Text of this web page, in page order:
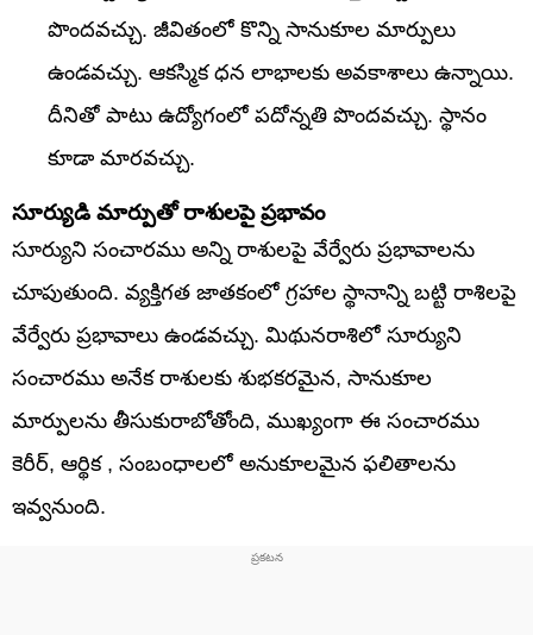
పొందవచ్చు. జీవితంలో కొన్ని సానుకూల మార్పులు
ఉండవచ్చు. ఆకస్మిక ధన లాభాలకు అవకాశాలు ఉన్నాయి.
దీనితో పాటు ఉద్యోగంలో పదోన్నతి పొందవచ్చు. స్థానం
కూడా మారవచ్చు.
సూర్యుడి మార్పుతో రాశులపై ప్రభావం
సూర్యుని సంచారము అన్ని రాశులపై వేర్వేరు ప్రభావాలను
చూపుతుంది. వ్యక్తిగత జాతకంలో గ్రహాల స్థానాన్ని బట్టి రాశిలపై
వేర్వేరు ప్రభావాలు ఉండవచ్చు. మిథునరాశిలో సూర్యుని
సంచారము అనేక రాశులకు శుభకరమైన, సానుకూల
మార్పులను తీసుకురాబోతోంది, ముఖ్యంగా ఈ సంచారము
కెరీర్, ఆర్థిక , సంబంధాలలో అనుకూలమైన ఫలితాలను
ఇవ్వనుంది.